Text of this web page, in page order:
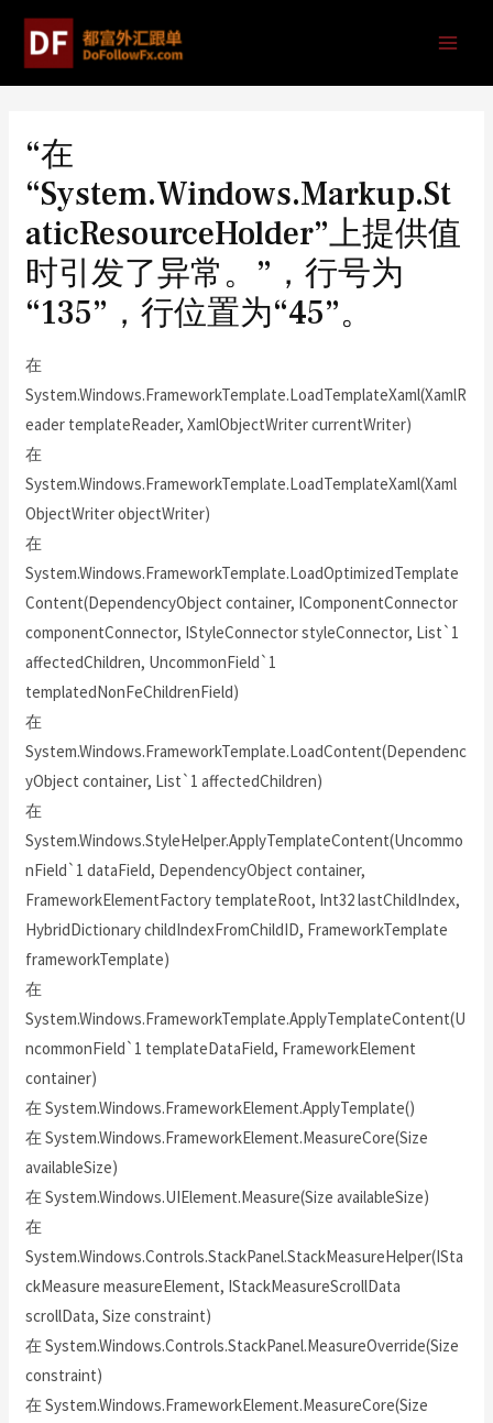
“在
“System.Windows.Markup.St
aticResourceHolder”上提供值
时引发了异常。”，行号为
“135”，行位置为“45”。
在
System.Windows.FrameworkTemplate.LoadTemplateXaml(XamlR
eader templateReader, XamlObjectWriter currentWriter)
在
System.Windows.FrameworkTemplate.LoadTemplateXaml(Xaml
ObjectWriter objectWriter)
在
System.Windows.FrameworkTemplate.LoadOptimizedTemplate
Content(DependencyObject container, IComponentConnector
componentConnector, IStyleConnector styleConnector, List`1
affectedChildren, UncommonField`1
templatedNonFeChildrenField)
在
System.Windows.FrameworkTemplate.LoadContent(Dependenc
yObject container, List`1 affectedChildren)
在
System.Windows.StyleHelper.ApplyTemplateContent(Uncommo
nField`1 dataField, DependencyObject container,
FrameworkElementFactory templateRoot, Int32 lastChildIndex,
HybridDictionary childIndexFromChildID, FrameworkTemplate
frameworkTemplate)
在
System.Windows.FrameworkTemplate.ApplyTemplateContent(U
ncommonField`1 templateDataField, FrameworkElement
container)
在 System.Windows.FrameworkElement.ApplyTemplate()
在 System.Windows.FrameworkElement.MeasureCore(Size
availableSize)
在 System.Windows.UIElement.Measure(Size availableSize)
在
System.Windows.Controls.StackPanel.StackMeasureHelper(ISta
ckMeasure measureElement, IStackMeasureScrollData
scrollData, Size constraint)
在 System.Windows.Controls.StackPanel.MeasureOverride(Size
constraint)
在 System.Windows.FrameworkElement.MeasureCore(Size